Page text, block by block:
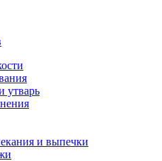
утварь
и выпечки